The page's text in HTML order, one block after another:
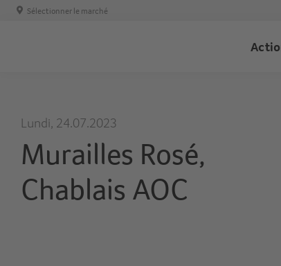
Sélectionner le marché
Lundi, 24.07.2023
Murailles Rosé,
Chablais AOC